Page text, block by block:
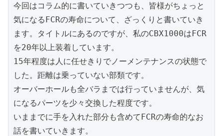
今回はコラム的に書いていきつつも、皆様がちょっと
気になるFCRの寿命について、ざっくりと書いていき
ます。タイトルにあるのですが、私のCBX1000はFCR
を20年以上装着しています。
15年程度は人に任せきりでノーメンテナンスの状態で
した。距離は乗っていない部類です。
オーバーホールも全バラまでは行っていませんが、気
になるパーツを少々交換した程度です。
いままでに手を入れた部分も含めてFCRの寿命的なお
話を書いていきます。